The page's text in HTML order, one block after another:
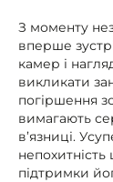
З моменту
вперше
камер і
викликати
погіршення
вимагають
в’язниці.
непохитність
підтримки